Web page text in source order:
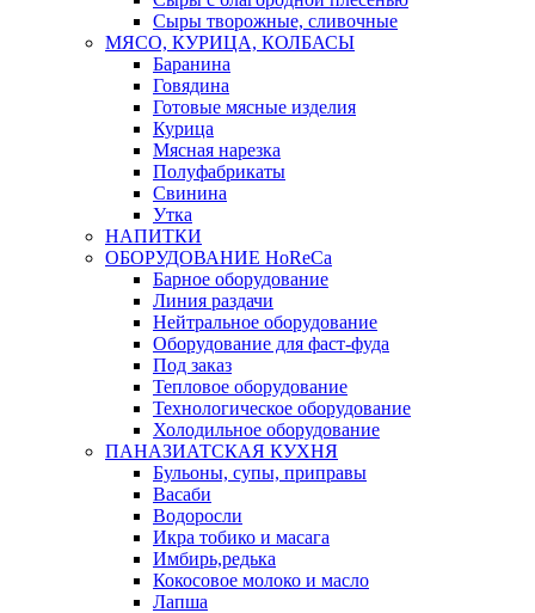
Сыры творожные, сливочные
МЯСО, КУРИЦА, КОЛБАСЫ
Баранина
Говядина
Готовые мясные изделия
Курица
Мясная нарезка
Полуфабрикаты
Свинина
Утка
НАПИТКИ
ОБОРУДОВАНИЕ HoReCa
Барное оборудование
Линия раздачи
Нейтральное оборудование
Оборудование для фаст-фуда
Под заказ
Тепловое оборудование
Технологическое оборудование
Холодильное оборудование
ПАНАЗИАТСКАЯ КУХНЯ
Бульоны, супы, приправы
Васаби
Водоросли
Икра тобико и масага
Имбирь,редька
Кокосовое молоко и масло
Лапша